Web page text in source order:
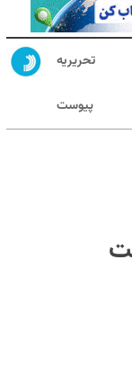
تحریریه
پیوست